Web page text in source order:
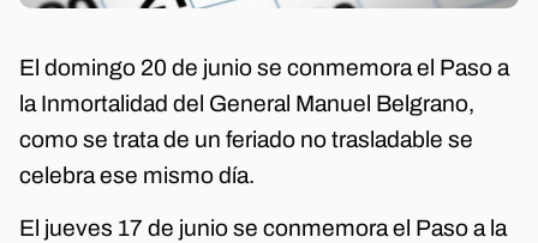
El domingo 20 de junio se conmemora el Paso a
la Inmortalidad del General Manuel Belgrano,
como se trata de un feriado no trasladable se
celebra ese mismo día.
El jueves 17 de junio se conmemora el Paso a la